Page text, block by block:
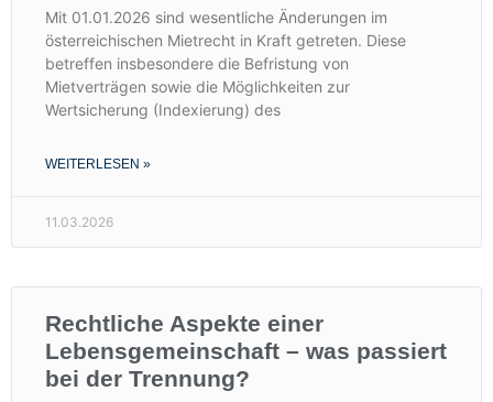
Mit 01.01.2026 sind wesentliche Änderungen im
österreichischen Mietrecht in Kraft getreten. Diese
betreffen insbesondere die Befristung von
Mietverträgen sowie die Möglichkeiten zur
Wertsicherung (Indexierung) des
WEITERLESEN »
11.03.2026
Rechtliche Aspekte einer
Lebensgemeinschaft – was passiert
bei der Trennung?